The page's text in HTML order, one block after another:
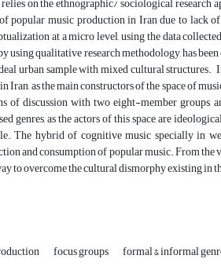
popular music production in Iran due to lack
at a micro level, using the data
using qualitative research methodology, has
urban sample with mixed cultural structures.
Iran, as the main constructors of the space of
of discussion with two eight-member groups,
genres, as the actors of this space, are
The hybrid of cognitive music specially in
and consumption of popular music. From the
to overcome the cultural dismorphy existing in
focus groups formal & informal